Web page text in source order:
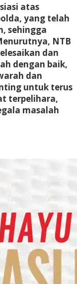
atas
yang telah
sehingga
NTB
dan
dengan baik,
dan
untuk terus
terpelihara,
masalah